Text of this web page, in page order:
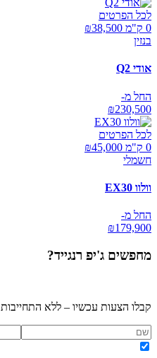
לכל הפרטים
0 ק"מ ₪
38,500
בנזין
אודי Q2
החל מ-
₪230,500
לכל הפרטים
0 ק"מ ₪
45,000
חשמלי
וולוו EX30
החל מ-
₪179,900
מחפשים ג'יפ רנגייד?
קבלו הצעות עכשיו – ללא התחייבות